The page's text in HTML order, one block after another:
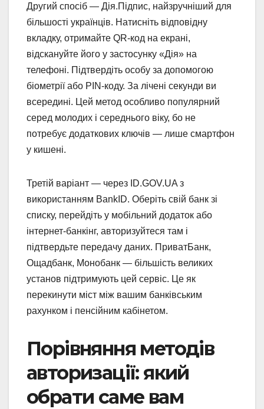
Другий спосіб — Дія.Підпис, найзручніший для
більшості українців. Натисніть відповідну
вкладку, отримайте QR-код на екрані,
відскануйте його у застосунку «Дія» на
телефоні. Підтвердіть особу за допомогою
біометрії або PIN-коду. За лічені секунди ви
всередині. Цей метод особливо популярний
серед молодих і середнього віку, бо не
потребує додаткових ключів — лише смартфон
у кишені.
Третій варіант — через ID.GOV.UA з
використанням BankID. Оберіть свій банк зі
списку, перейдіть у мобільний додаток або
інтернет-банкінг, авторизуйтеся там і
підтвердьте передачу даних. ПриватБанк,
Ощадбанк, Монобанк — більшість великих
установ підтримують цей сервіс. Це як
перекинути міст між вашим банківським
рахунком і пенсійним кабінетом.
Порівняння методів
авторизації: який
обрати саме вам